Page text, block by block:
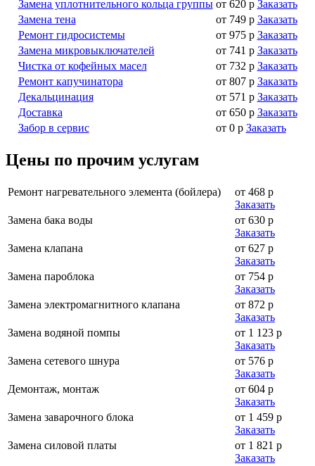
Замена уплотнительного кольца группы от 620 р Заказать
Замена тена
от 749 р Заказать
Ремонт гидросистемы
от 975 р Заказать
Замена микровыключателей
от 741 р Заказать
Чистка от кофейных масел
от 732 р Заказать
Ремонт капучинатора
от 807 р Заказать
Декальцинация
от 571 р Заказать
Доставка
от 650 р Заказать
Забор в сервис
от 0 р Заказать
Цены по прочим услугам
Ремонт нагревательного элемента (бойлера)
от 468 р
Заказать
Замена бака воды
от 630 р
Заказать
Замена клапана
от 627 р
Заказать
Замена пароблока
от 754 р
Заказать
Замена электромагнитного клапана
от 872 р
Заказать
Замена водяной помпы
от 1 123 р
Заказать
Замена сетевого шнура
от 576 р
Заказать
Демонтаж, монтаж
от 604 р
Заказать
Замена заварочного блока
от 1 459 р
Заказать
Замена силовой платы
от 1 821 р
Заказать